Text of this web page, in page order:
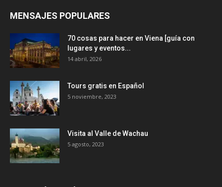
MENSAJES POPULARES
70 cosas para hacer en Viena [guía con
lugares y eventos...
14 abril, 2026
Tours gratis en Español
5 noviembre, 2023
Visita al Valle de Wachau
5 agosto, 2023